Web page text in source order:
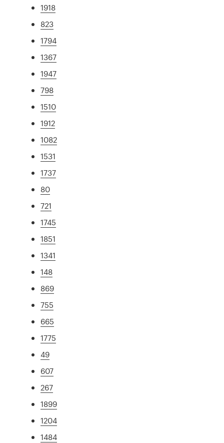
1918
823
1794
1367
1947
798
1510
1912
1082
1531
1737
80
721
1745
1851
1341
148
869
755
665
1775
49
607
267
1899
1204
1484